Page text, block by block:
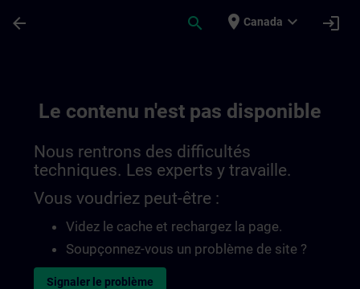
arrow_back search place Canada expand_more login
Le contenu n'est pas disponible
Nous rentrons des difficultés
techniques. Les experts y travaille.
Vous voudriez peut-être :
Videz le cache et rechargez la page.
Soupçonnez-vous un problème de site ?
Signaler le problème